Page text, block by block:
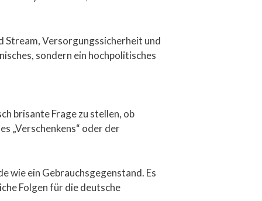
Versorgungssicherheit und
sondern ein hochpolitisches
brisante Frage zu stellen, ob
„Verschenkens“ oder der
wie ein Gebrauchsgegenstand. Es
Folgen für die deutsche